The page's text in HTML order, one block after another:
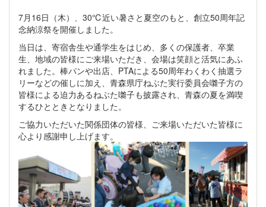
7月16日（木）、30℃近い暑さと夏空のもと、創立50周年記
念納涼祭を開催しました。
当日は、寄宿舎生や通学生をはじめ、多くの保護者、卒業
生、地域の皆様にご来場いただき、会場は笑顔と活気にあふ
れました。棒パンや出店、PTAによる50周年わくわく抽選ラ
リーなどの催しに加え、青森県庁ねぶた実行委員会囃子方の
皆様による迫力あるねぶた囃子も披露され、青森の夏を満喫
するひとときとなりました。
ご協力いただいた関係団体の皆様、ご来場いただいた皆様に
心より感謝申し上げます。